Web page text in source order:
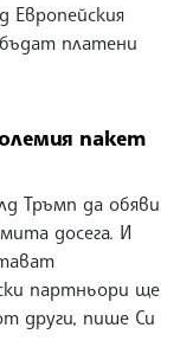
Европейския
платени
пакет
Тръмп да обяви
досега. И
партньори ще
други, пише Си